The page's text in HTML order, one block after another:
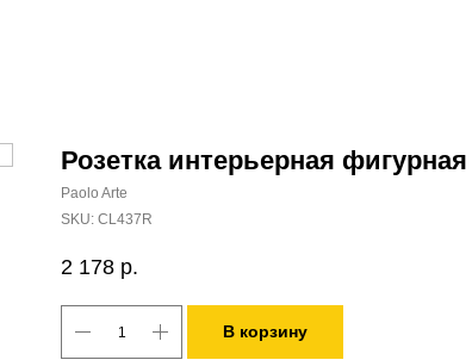
Розетка интерьерная
Paolo Arte
SKU: CL437R
2 178 р.
В корзину